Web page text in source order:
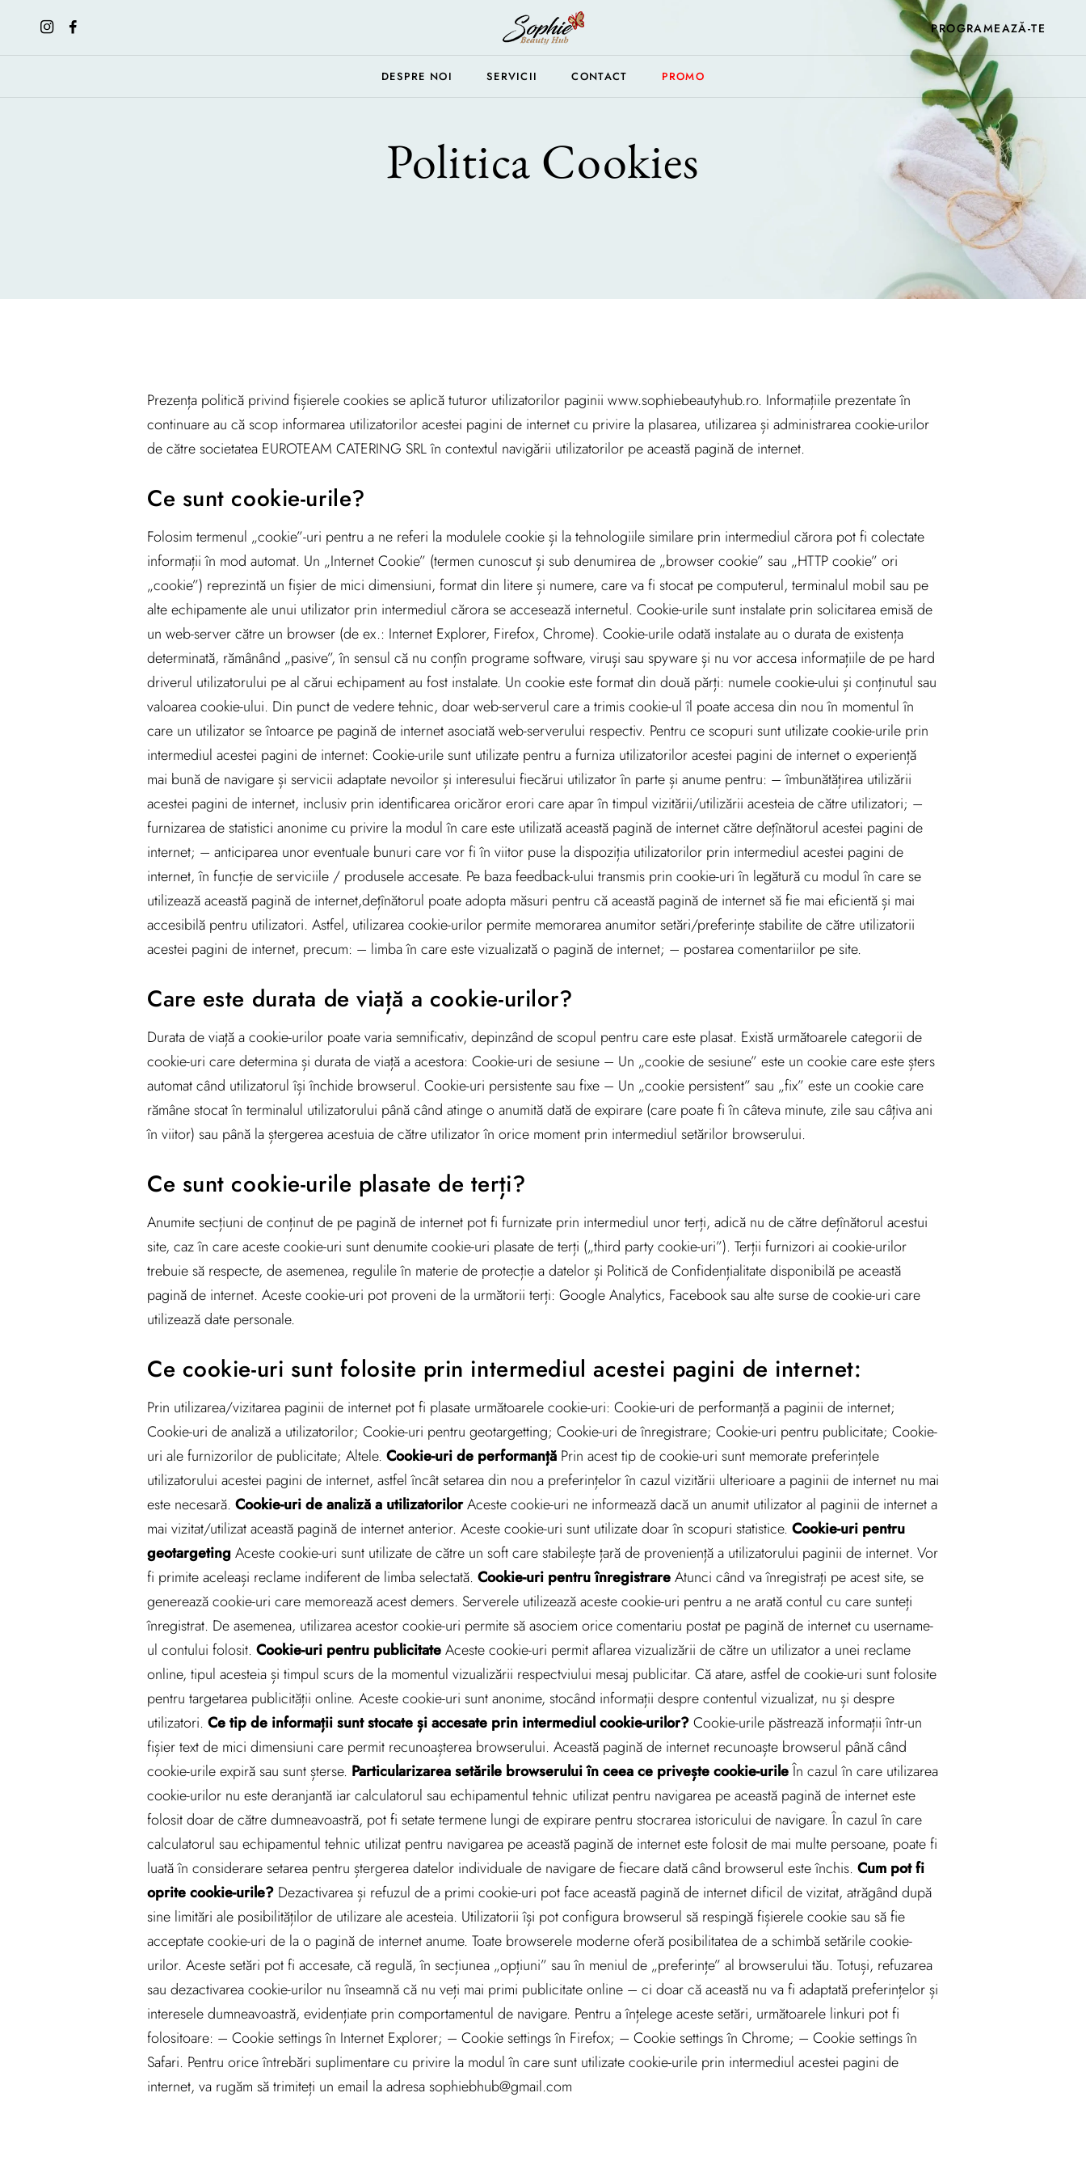
PROGRAMEAZĂ-TE
DESPRE NOI SERVICII CONTACT PROMO
Politica Cookies
Prezența politică privind fișierele cookies se aplică tuturor utilizatorilor paginii www.sophiebeautyhub.ro. Informațiile prezentate în
continuare au că scop informarea utilizatorilor acestei pagini de internet cu privire la plasarea, utilizarea și administrarea cookie-urilor
de către societatea EUROTEAM CATERING SRL în contextul navigării utilizatorilor pe această pagină de internet.
Ce sunt cookie-urile?
Folosim termenul „cookie”-uri pentru a ne referi la modulele cookie și la tehnologiile similare prin intermediul cărora pot fi colectate
informații în mod automat. Un „Internet Cookie” (termen cunoscut și sub denumirea de „browser cookie” sau „HTTP cookie” ori
„cookie”) reprezintă un fișier de mici dimensiuni, format din litere și numere, care va fi stocat pe computerul, terminalul mobil sau pe
alte echipamente ale unui utilizator prin intermediul cărora se accesează internetul. Cookie-urile sunt instalate prin solicitarea emisă de
un web-server către un browser (de ex.: Internet Explorer, Firefox, Chrome). Cookie-urile odată instalate au o durata de existența
determinată, rămânând „pasive”, în sensul că nu conțîn programe software, viruși sau spyware și nu vor accesa informațiile de pe hard
driverul utilizatorului pe al cărui echipament au fost instalate. Un cookie este format din două părți: numele cookie-ului și conținutul sau
valoarea cookie-ului. Din punct de vedere tehnic, doar web-serverul care a trimis cookie-ul îl poate accesa din nou în momentul în
care un utilizator se întoarce pe pagină de internet asociată web-serverului respectiv. Pentru ce scopuri sunt utilizate cookie-urile prin
intermediul acestei pagini de internet: Cookie-urile sunt utilizate pentru a furniza utilizatorilor acestei pagini de internet o experiență
mai bună de navigare și servicii adaptate nevoilor și interesului fiecărui utilizator în parte și anume pentru: – îmbunătățirea utilizării
acestei pagini de internet, inclusiv prin identificarea oricăror erori care apar în timpul vizitării/utilizării acesteia de către utilizatori; –
furnizarea de statistici anonime cu privire la modul în care este utilizată această pagină de internet către dețînătorul acestei pagini de
internet; – anticiparea unor eventuale bunuri care vor fi în viitor puse la dispoziția utilizatorilor prin intermediul acestei pagini de
internet, în funcție de serviciile / produsele accesate. Pe baza feedback-ului transmis prin cookie-uri în legătură cu modul în care se
utilizează această pagină de internet,dețînătorul poate adopta măsuri pentru că această pagină de internet să fie mai eficientă și mai
accesibilă pentru utilizatori. Astfel, utilizarea cookie-urilor permite memorarea anumitor setări/preferințe stabilite de către utilizatorii
acestei pagini de internet, precum: – limba în care este vizualizată o pagină de internet; – postarea comentariilor pe site.
Care este durata de viață a cookie-urilor?
Durata de viață a cookie-urilor poate varia semnificativ, depinzând de scopul pentru care este plasat. Există următoarele categorii de
cookie-uri care determina și durata de viață a acestora: Cookie-uri de sesiune – Un „cookie de sesiune” este un cookie care este șters
automat când utilizatorul își închide browserul. Cookie-uri persistente sau fixe – Un „cookie persistent” sau „fix” este un cookie care
rămâne stocat în terminalul utilizatorului până când atinge o anumită dată de expirare (care poate fi în câteva minute, zile sau câțiva ani
în viitor) sau până la ștergerea acestuia de către utilizator în orice moment prin intermediul setărilor browserului.
Ce sunt cookie-urile plasate de terți?
Anumite secțiuni de conținut de pe pagină de internet pot fi furnizate prin intermediul unor terți, adică nu de către dețînătorul acestui
site, caz în care aceste cookie-uri sunt denumite cookie-uri plasate de terți („third party cookie-uri”). Terții furnizori ai cookie-urilor
trebuie să respecte, de asemenea, regulile în materie de protecție a datelor și Politică de Confidențialitate disponibilă pe această
pagină de internet. Aceste cookie-uri pot proveni de la următorii terți: Google Analytics, Facebook sau alte surse de cookie-uri care
utilizează date personale.
Ce cookie-uri sunt folosite prin intermediul acestei pagini de internet:
Prin utilizarea/vizitarea paginii de internet pot fi plasate următoarele cookie-uri: Cookie-uri de performanță a paginii de internet;
Cookie-uri de analiză a utilizatorilor; Cookie-uri pentru geotargetting; Cookie-uri de înregistrare; Cookie-uri pentru publicitate; Cookie-
uri ale furnizorilor de publicitate; Altele. Cookie-uri de performanță Prin acest tip de cookie-uri sunt memorate preferințele
utilizatorului acestei pagini de internet, astfel încât setarea din nou a preferințelor în cazul vizitării ulterioare a paginii de internet nu mai
este necesară. Cookie-uri de analiză a utilizatorilorAceste cookie-uri ne informează dacă un anumit utilizator al paginii de internet a
mai vizitat/utilizat această pagină de internet anterior. Aceste cookie-uri sunt utilizate doar în scopuri statistice. Cookie-uri pentru
geotargetingAceste cookie-uri sunt utilizate de către un soft care stabilește țară de proveniență a utilizatorului paginii de internet. Vor
fi primite aceleași reclame indiferent de limba selectată. Cookie-uri pentru înregistrareAtunci când va înregistrați pe acest site, se
generează cookie-uri care memorează acest demers. Serverele utilizează aceste cookie-uri pentru a ne arată contul cu care sunteți
înregistrat. De asemenea, utilizarea acestor cookie-uri permite să asociem orice comentariu postat pe pagină de internet cu username-
ul contului folosit. Cookie-uri pentru publicitateAceste cookie-uri permit aflarea vizualizării de către un utilizator a unei reclame
online, tipul acesteia și timpul scurs de la momentul vizualizării respectviului mesaj publicitar. Că atare, astfel de cookie-uri sunt folosite
pentru targetarea publicității online. Aceste cookie-uri sunt anonime, stocând informații despre contentul vizualizat, nu și despre
utilizatori. Ce tip de informații sunt stocate și accesate prin intermediul cookie-urilor?Cookie-urile păstrează informații într-un
fișier text de mici dimensiuni care permit recunoașterea browserului. Această pagină de internet recunoaște browserul până când
cookie-urile expiră sau sunt șterse. Particularizarea setările browserului în ceea ce privește cookie-urileÎn cazul în care utilizarea
cookie-urilor nu este deranjantă iar calculatorul sau echipamentul tehnic utilizat pentru navigarea pe această pagină de internet este
folosit doar de către dumneavoastră, pot fi setate termene lungi de expirare pentru stocrarea istoricului de navigare. În cazul în care
calculatorul sau echipamentul tehnic utilizat pentru navigarea pe această pagină de internet este folosit de mai multe persoane, poate fi
luată în considerare setarea pentru ștergerea datelor individuale de navigare de fiecare dată când browserul este închis. Cum pot fi
oprite cookie-urile? Dezactivarea și refuzul de a primi cookie-uri pot face această pagină de internet dificil de vizitat, atrăgând după
sine limitări ale posibilităților de utilizare ale acesteia. Utilizatorii își pot configura browserul să respingă fișierele cookie sau să fie
acceptate cookie-uri de la o pagină de internet anume. Toate browserele moderne oferă posibilitatea de a schimbă setările cookie-
urilor. Aceste setări pot fi accesate, că regulă, în secțiunea „opțiuni” sau în meniul de „preferințe” al browserului tău. Totuși, refuzarea
sau dezactivarea cookie-urilor nu înseamnă că nu veți mai primi publicitate online – ci doar că această nu va fi adaptată preferințelor și
interesele dumneavoastră, evidențiate prin comportamentul de navigare. Pentru a înțelege aceste setări, următoarele linkuri pot fi
folositoare: – Cookie settings în Internet Explorer; – Cookie settings în Firefox; – Cookie settings în Chrome; – Cookie settings în
Safari. Pentru orice întrebări suplimentare cu privire la modul în care sunt utilizate cookie-urile prin intermediul acestei pagini de
internet, va rugăm să trimiteți un email la adresa sophiebhub@gmail.com